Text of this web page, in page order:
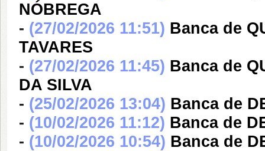
NÓBREGA
- (27/02/2026 11:51) Banca de
TAVARES
- (27/02/2026 11:45) Banca de
DA SILVA
- (25/02/2026 13:04) Banca de
- (10/02/2026 11:12) Banca de
- (10/02/2026 10:54) Banca de